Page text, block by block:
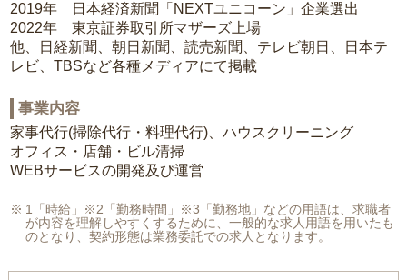
2019年 日本経済新聞「NEXTユニコーン」企業選出
2022年 東京証券取引所マザーズ上場
他、日経新聞、朝日新聞、読売新聞、テレビ朝日、日本テ
レビ、TBSなど各種メディアにて掲載
事業内容
家事代行(掃除代行・料理代行)、ハウスクリーニング
オフィス・店舗・ビル清掃
WEBサービスの開発及び運営
1「時給」※2「勤務時間」※3「勤務地」などの用語は、求職者
が内容を理解しやすくするために、一般的な求人用語を用いたも
のとなり、契約形態は業務委託での求人となります。